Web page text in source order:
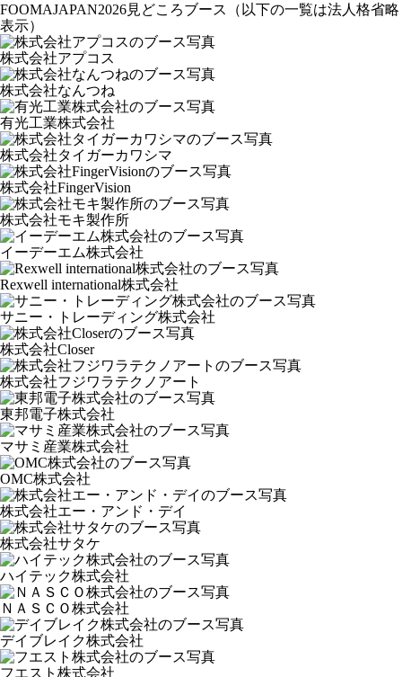
FOOMAJAPAN2026見どころブース
（以下の一覧は法人格省略
表示）
株式会社アプコス
株式会社なんつね
有光工業株式会社
株式会社タイガーカワシマ
株式会社FingerVision
株式会社モキ製作所
イーデーエム株式会社
Rexwell international株式会社
サニー・トレーディング株式会社
株式会社Closer
株式会社フジワラテクノアート
東邦電子株式会社
マサミ産業株式会社
OMC株式会社
株式会社エー・アンド・デイ
株式会社サタケ
ハイテック株式会社
ＮＡＳＣＯ株式会社
デイブレイク株式会社
フエスト株式会社